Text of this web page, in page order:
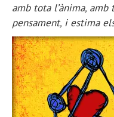
amb tota l’ànima,
pensament, i estima